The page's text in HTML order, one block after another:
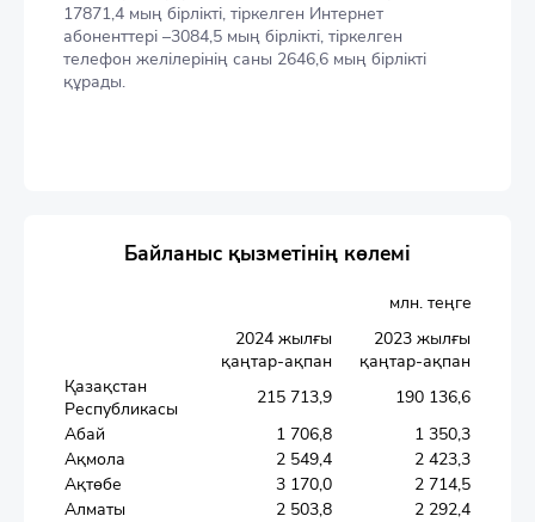
17871,4 мың бірлікті, тіркелген Интернет
абоненттері –3084,5 мың бірлікті, тіркелген
телефон желілерінің саны 2646,6 мың бірлікті
құрады.
Байланыс қызметінің көлемі
млн. теңге
2024 жылғы
қаңтар-ақпан
2023 жылғы
қаңтар-ақпан
Қазақстан
Республикасы
215 713,9
190 136,6
Абай
1 706,8
1 350,3
Ақмола
2 549,4
2 423,3
Ақтөбе
3 170,0
2 714,5
Алматы
2 503,8
2 292,4